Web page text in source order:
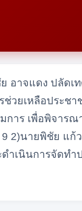
อาจแดง ปลัด
ยเหลือประชา
าร เพื่อพิจารณ
2)นายพิชัย แก้
เนินการจัดทำ